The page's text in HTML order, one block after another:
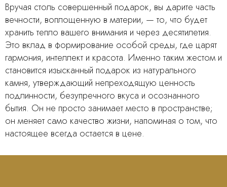
Вручая столь совершенный подарок, вы дарите часть
вечности, воплощенную в материи, — то, что будет
хранить тепло вашего внимания и через десятилетия.
Это вклад в формирование особой среды, где царят
гармония, интеллект и красота. Именно таким жестом и
становится изысканный подарок из натурального
камня, утверждающий непреходящую ценность
подлинности, безупречного вкуса и осознанного
бытия. Он не просто занимает место в пространстве;
он меняет само качество жизни, напоминая о том, что
настоящее всегда остается в цене.